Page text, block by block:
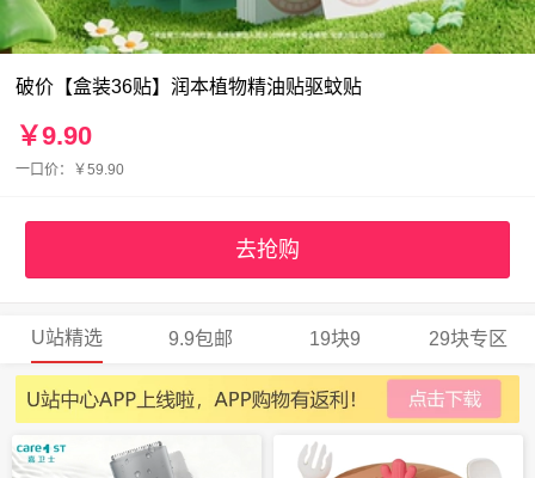
破价【盒装36贴】润本植物精油贴驱蚊贴
￥9.90
一口价：￥59.90
去抢购
U站精选 9.9包邮 19块9 29块专区